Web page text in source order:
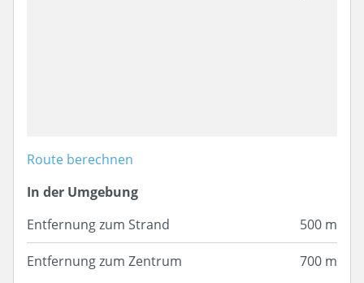
Route berechnen
In der Umgebung
Entfernung zum Strand
500 m
Entfernung zum Zentrum 700 m